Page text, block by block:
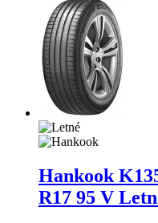
Hankook
R17 95 V